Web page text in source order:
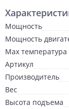
Мощность
Мощность
Max температура
Артикул
Производитель
Вес
Высота подъема